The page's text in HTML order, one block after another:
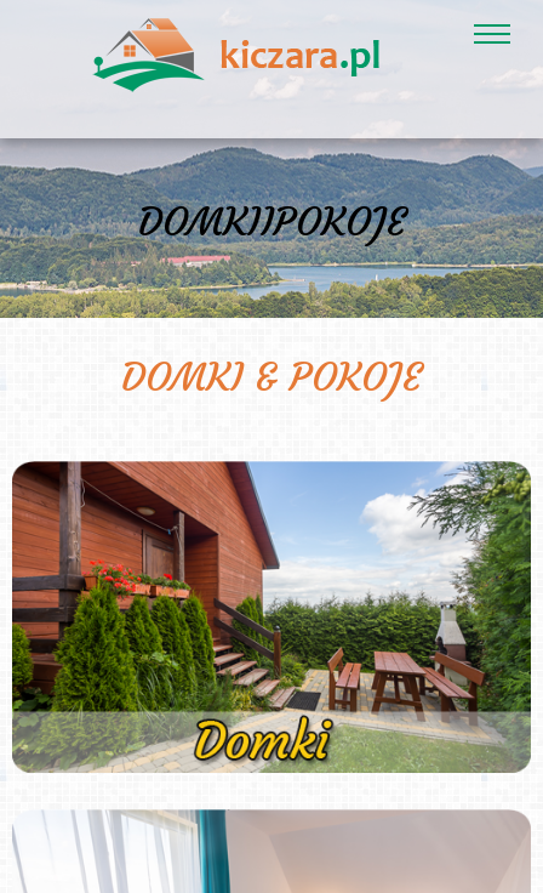
DOMKIIPOKOJE
DOMKI & POKOJE